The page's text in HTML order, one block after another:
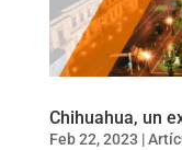
Chihuahua, un
Feb 22, 2023 |